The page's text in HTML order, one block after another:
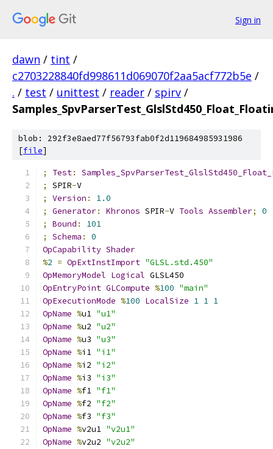
Sign in
dawn / tint /
c2703228840fd998611d069070f2aa5acf772b5e /
. / test / unittest / reader / spirv /
blob: 292f3e8aed77f56793fab0f2d119684985931986
[file]
; Test:
;
SPIR-V
;
Version :
1.0
;
Generator: Khronos SPIR-V Tools Assembler;
0
;
Bound :
101
;
Schema :
0
OpCapability Shader
%2 = OpExtInstImport "GLSL.std.450"
OpMemoryModel Logical GLSL450
OpEntryPoint GLCompute %100 "main"
OpExecutionMode %100 LocalSize 1 1 1
OpName %u1 "u1"
OpName %u2 "u2"
OpName %u3 "u3"
OpName %i1 "i1"
OpName %i2 "i2"
OpName %i3 "i3"
OpName %f1 "f1"
OpName %f2 "f2"
OpName %f3 "f3"
OpName %v2u1 "v2u1"
OpName %v2u2 "v2u2"